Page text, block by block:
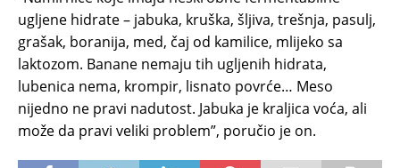
ugljene hidrate – jabuka, kruška, šljiva, trešnja, pasulj,
grašak, boranija, med, čaj od kamilice, mlijeko sa
laktozom. Banane nemaju tih ugljenih hidrata,
lubenica nema, krompir, lisnato povrće… Meso
nijedno ne pravi nadutost. Jabuka je kraljica voća, ali
može da pravi veliki problem”, poručio je on.